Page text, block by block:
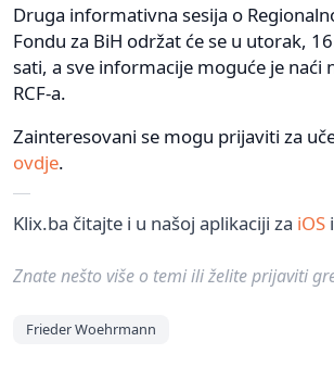
Druga informativna sesija o
Fondu za BiH održat će se u utorak,
sati, a sve informacije moguće je naći
RCF-a.
Zainteresovani se mogu prijaviti za
ovdje.
Klix.ba čitajte i u našoj aplikaciji za iOS
Znate nešto više o temi ili želite prijaviti
Frieder Woehrmann